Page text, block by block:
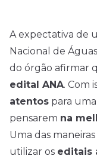
A expectativa de
Nacional de
do órgão afirmar
edital ANA. Com
atentos para
pensarem na
Uma das
utilizar os editais